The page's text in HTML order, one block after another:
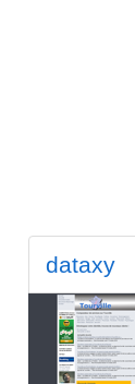
dataxy